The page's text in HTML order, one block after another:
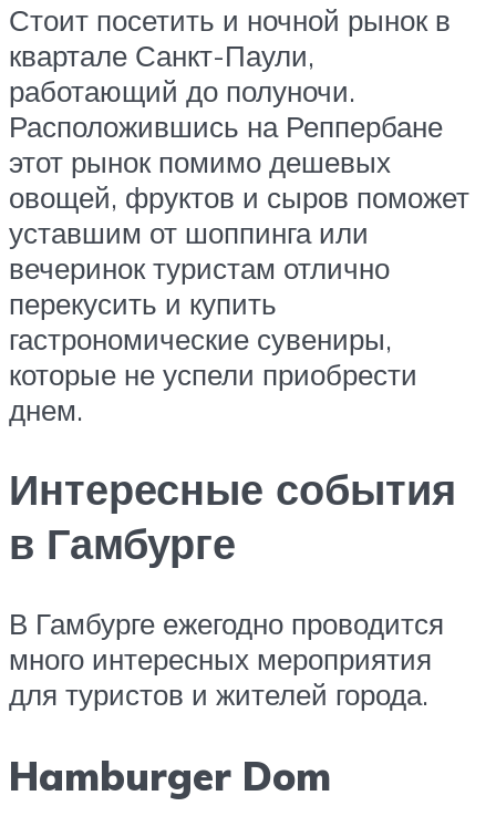
Стоит посетить и ночной рынок в
квартале Санкт-Паули,
работающий до полуночи.
Расположившись на Реппербане
этот рынок помимо дешевых
овощей, фруктов и сыров поможет
уставшим от шоппинга или
вечеринок туристам отлично
перекусить и купить
гастрономические сувениры,
которые не успели приобрести
днем.
Интересные события
в Гамбурге
В Гамбурге ежегодно проводится
много интересных мероприятия
для туристов и жителей города.
Hamburger Dom